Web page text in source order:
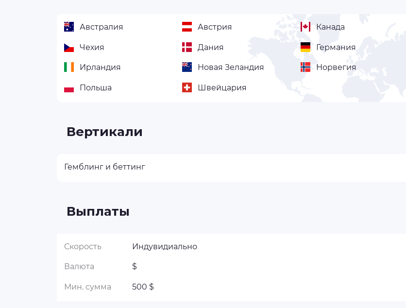
Австралия Австрия Канада
Чехия Дания Германия
Ирландия Новая Зеландия Норвегия
Польша Швейцария
Вертикали
Гемблинг и беттинг
Выплаты
Скорость Индувидиально
Валюта $
Мин. сумма 500 $